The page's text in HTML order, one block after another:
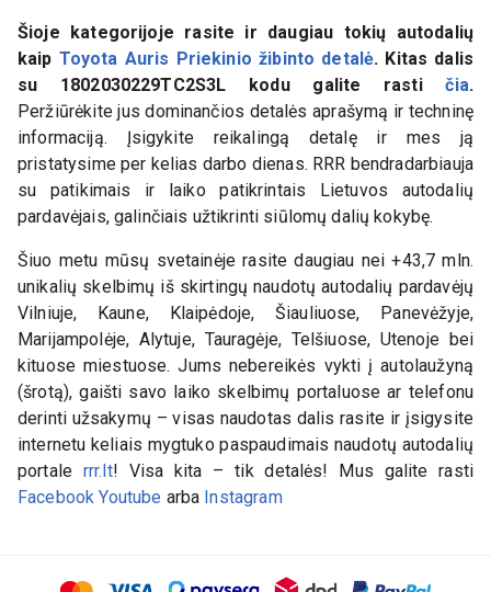
Šioje kategorijoje rasite ir daugiau tokių autodalių
kaip Toyota Auris Priekinio žibinto detalė. Kitas dalis
su 1802030229TC2S3L kodu galite rastičia.
Peržiūrėkite jus dominančios detalės aprašymą ir techninę
informaciją. Įsigykite reikalingą detalę ir mes ją
pristatysime per kelias darbo dienas. RRR bendradarbiauja
su patikimais ir laiko patikrintais Lietuvos autodalių
pardavėjais, galinčiais užtikrinti siūlomų dalių kokybę.
Šiuo metu mūsų svetainėje rasite daugiau nei +43,7 mln.
unikalių skelbimų iš skirtingų naudotų autodalių pardavėjų
Vilniuje, Kaune, Klaipėdoje, Šiauliuose, Panevėžyje,
Marijampolėje, Alytuje, Tauragėje, Telšiuose, Utenoje bei
kituose miestuose. Jums nebereikės vykti į autolaužyną
(šrotą), gaišti savo laiko skelbimų portaluose ar telefonu
derinti užsakymų – visas naudotas dalis rasite ir įsigysite
internetu keliais mygtuko paspaudimais naudotų autodalių
portale rrr.lt! Visa kita – tik detalės! Mus galite rasti
Facebook Youtube arba Instagram